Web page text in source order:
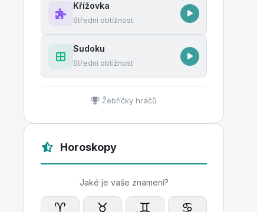
Křížovka
Střední obtížnost
Sudoku
Střední obtížnost
Žebříčky hráčů
Horoskopy
Jaké je vaše znamení?
♈ ♉ ♊ ♋